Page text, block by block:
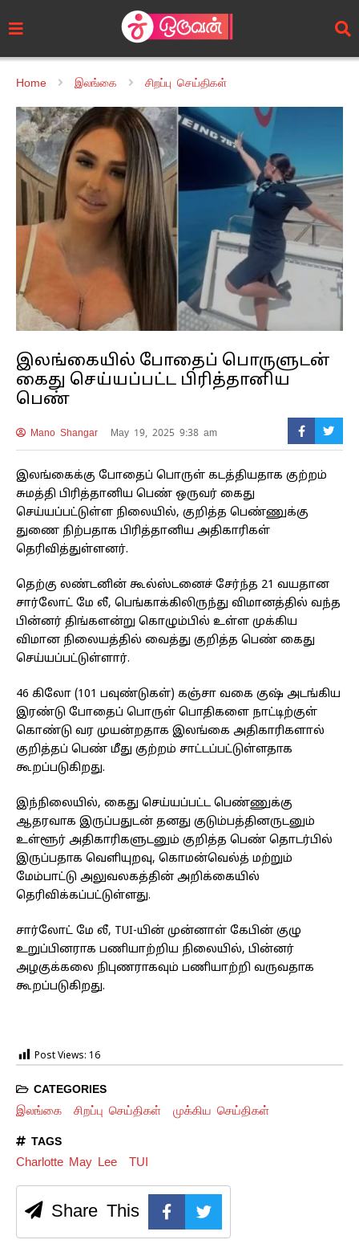
Home இலங்கை சிறப்பு செய்திகள்
இலங்கையில் போதைப் பொருளுடன்
கைது செய்யப்பட்ட பிரித்தானிய
பெண்
Mano Shangar May 19, 2025 9:38 am
இலங்கைக்கு போதைப் பொருள் கடத்தியதாக குற்றம்
சுமத்தி பிரித்தானிய பெண் ஒருவர் கைது
செய்யப்பட்டுள்ள நிலையில், குறித்த பெண்ணுக்கு
துணை நிற்பதாக பிரித்தானிய அதிகாரிகள்
தெரிவித்துள்ளனர்.
தெற்கு லண்டனின் கூல்ஸ்டனைச் சேர்ந்த 21 வயதான
சார்லோட் மே லீ, பெங்காக்கிலிருந்து விமானத்தில் வந்த
பின்னர் திங்களன்று கொழும்பில் உள்ள முக்கிய
விமான நிலையத்தில் வைத்து குறித்த பெண் கைது
செய்யப்பட்டுள்ளார்.
46 கிலோ (101 பவுண்டுகள்) கஞ்சா வகை குஷ் அடங்கிய
இரண்டு போதைப் பொருள் பொதிகளை நாட்டிற்குள்
கொண்டு வர முயன்றதாக இலங்கை அதிகாரிகளால்
குறித்தப் பெண் மீது குற்றம் சாட்டப்பட்டுள்ளதாக
கூறப்படுகிறது.
இந்நிலையில், கைது செய்யப்பட்ட பெண்ணுக்கு
ஆதரவாக இருப்பதுடன் தனது குடும்பத்தினருடனும்
உள்ளூர் அதிகாரிகளுடனும் குறித்த பெண் தொடர்பில்
இருப்பதாக வெளியுறவு, கொமன்வெல்த் மற்றும்
மேம்பாட்டு அலுவலகத்தின் அறிக்கையில்
தெரிவிக்கப்பட்டுள்ளது.
சார்லோட் மே லீ, TUI-யின் முன்னாள் கேபின் குழு
உறுப்பினராக பணியாற்றிய நிலையில், பின்னர்
அழகுக்கலை நிபுணராகவும் பணியாற்றி வருவதாக
கூறப்படுகிறது.
Post Views: 16
CATEGORIES
இலங்கை சிறப்பு செய்திகள் முக்கிய செய்திகள்
TAGS
Charlotte May Lee TUI
Share This